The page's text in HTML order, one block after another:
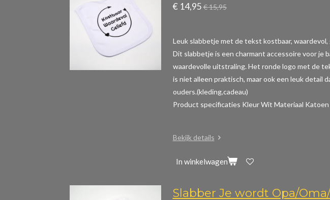
€ 14,95 € 15,95
Leuk slabbetje met de tekst kostbaar, waardevol,
Dit slabbetje is een charmant accessoire voor
waardevolle uitstraling. Het ronde logo met de
is niet alleen praktisch, maar ook een leuk detail
ouders.(kleding,cadeau)
Product specificaties Kleur Wit Materiaal
Bekijk details
In winkelwagen
Slabber Je wordt Opa/